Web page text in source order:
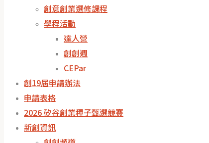
創意創業選修課程
學程活動
達人營
創創週
CEPar
創19屆申請辦法
申請表格
2026 矽谷創業種子甄選競賽
新創資訊